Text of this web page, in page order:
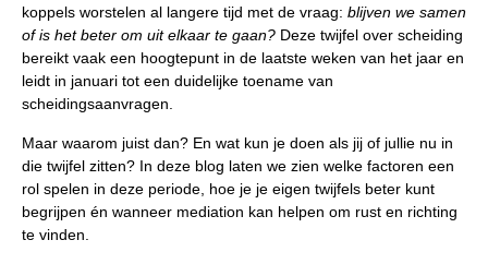
koppels worstelen al langere tijd met de vraag: blijven we samen
of is het beter om uit elkaar te gaan? Deze twijfel over scheiding
bereikt vaak een hoogtepunt in de laatste weken van het jaar en
leidt in januari tot een duidelijke toename van
scheidingsaanvragen.
Maar waarom juist dan? En wat kun je doen als jij of jullie nu in
die twijfel zitten? In deze blog laten we zien welke factoren een
rol spelen in deze periode, hoe je je eigen twijfels beter kunt
begrijpen én wanneer mediation kan helpen om rust en richting
te vinden.